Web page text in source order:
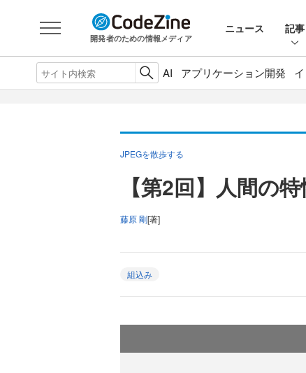
開発者のための情報メディア
ニュース 記事
AI アプリケーション開発
JPEGを散歩する
【第2回】人間の
藤原 剛[著]
組込み